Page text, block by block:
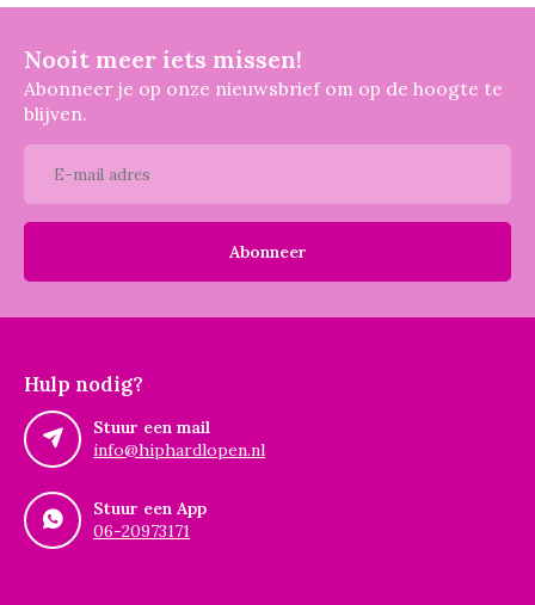
Nooit meer iets missen!
Abonneer je op onze nieuwsbrief om op de hoogte te
blijven.
Abonneer
Hulp nodig?
Stuur een mail
info@hiphardlopen.nl
Stuur een App
06-20973171